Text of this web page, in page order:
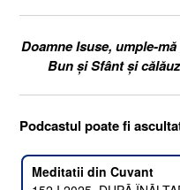
Doamne Isuse, umple-
Bun și Sfânt și
Podcastul poate fi